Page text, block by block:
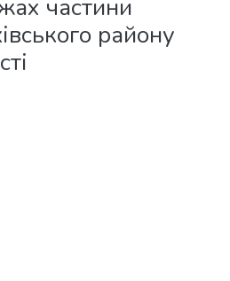
частини
району